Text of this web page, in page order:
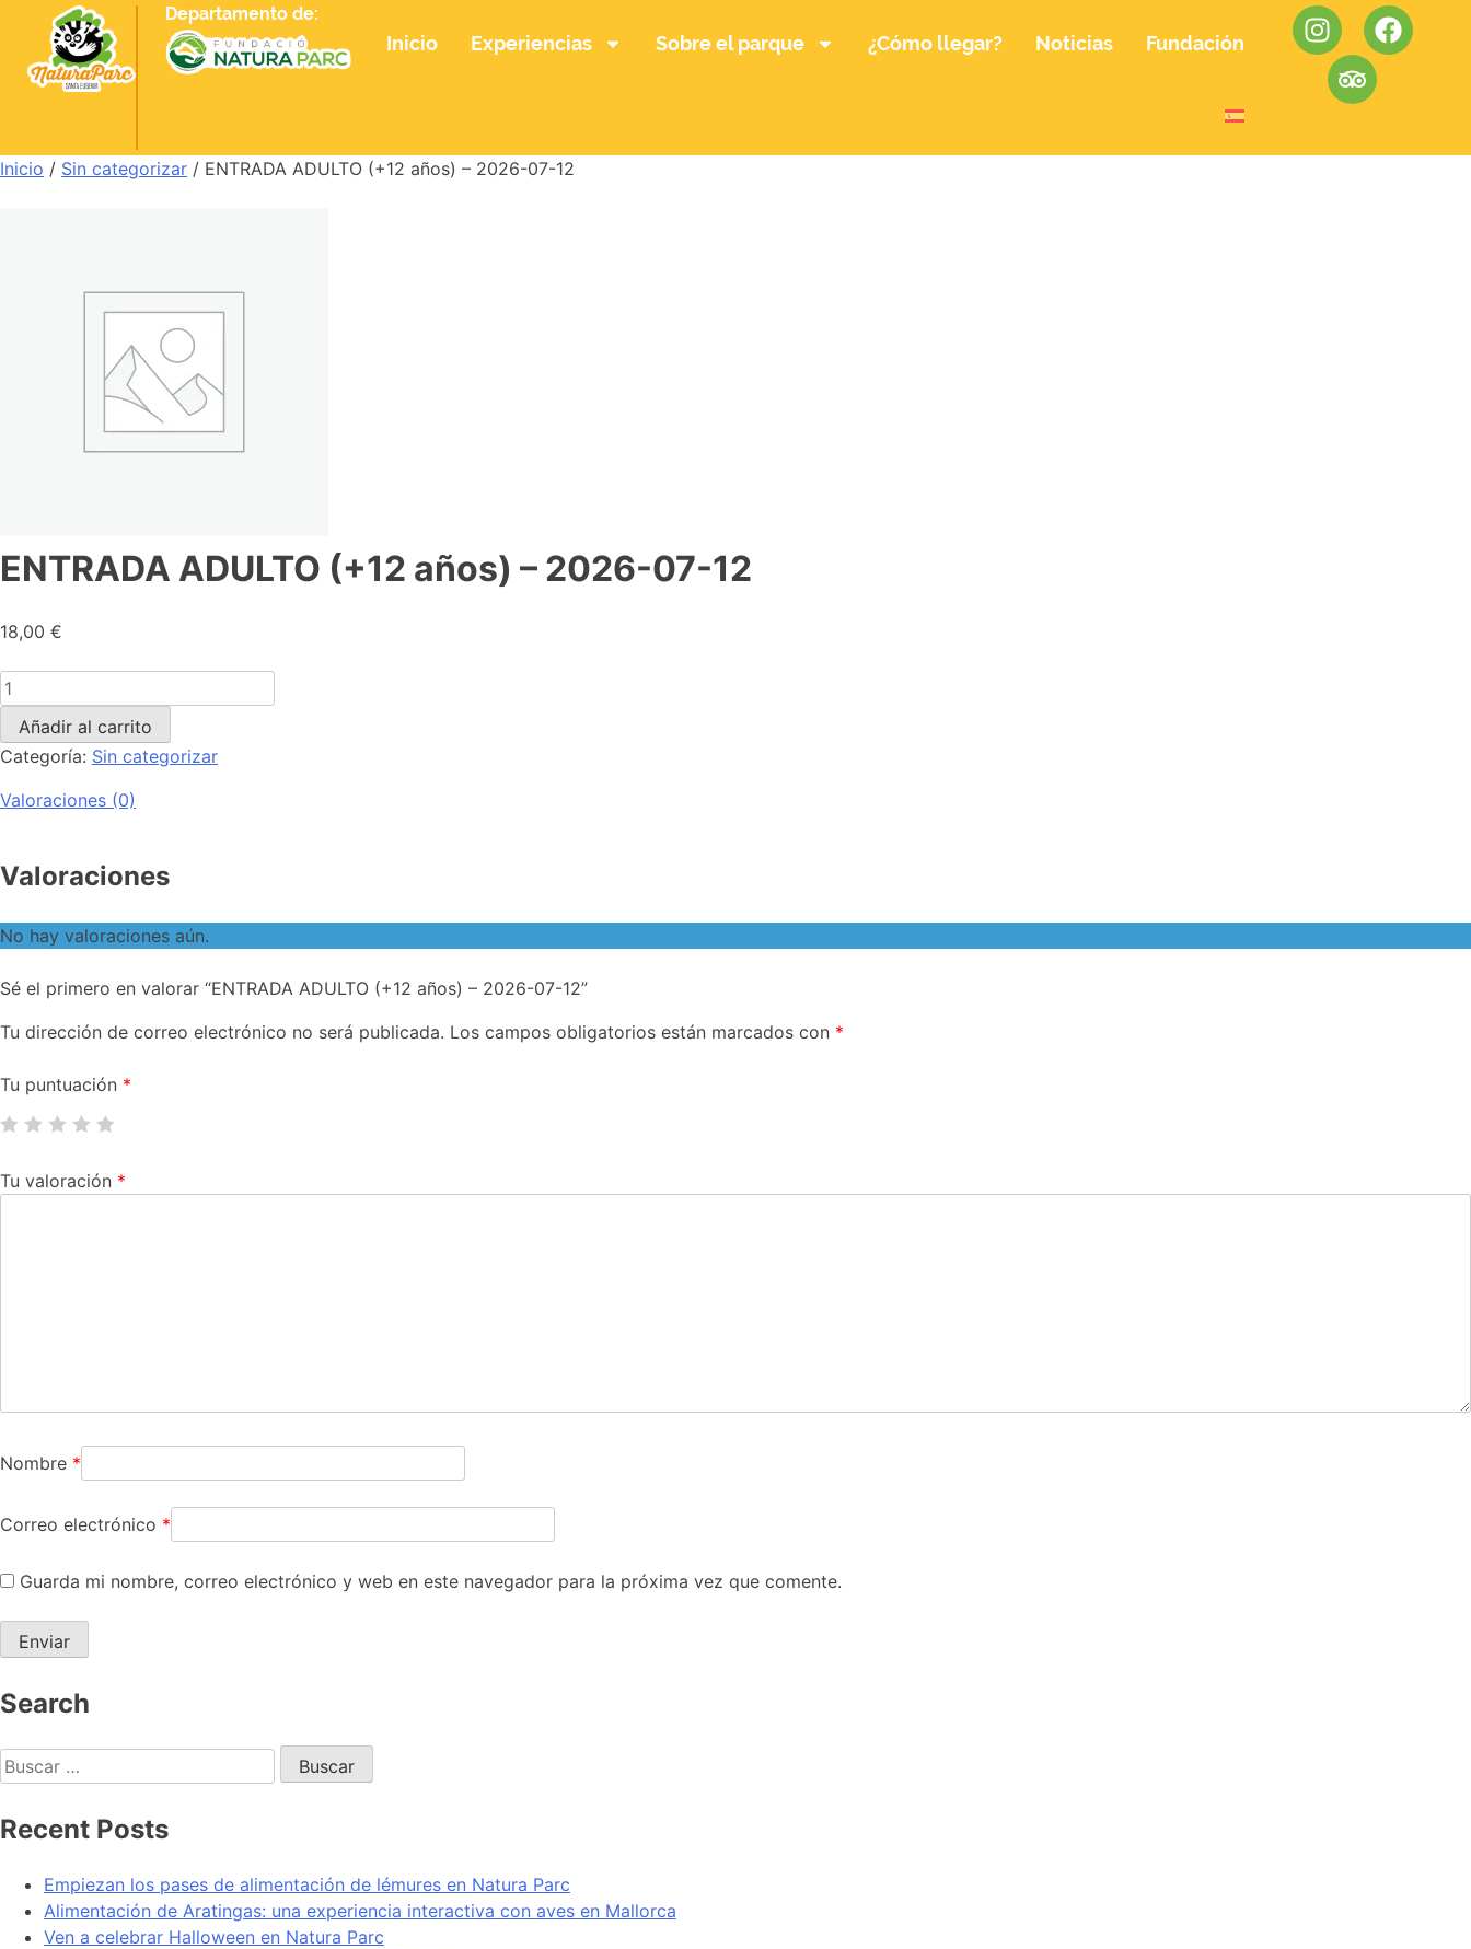
Departamento de:
Inicio Experiencias Sobre el parque ¿Cómo llegar? Noticias Fundación
Inicio / Sin categorizar / ENTRADA ADULTO (+12 años) – 2026-07-12
ENTRADA ADULTO (+12 años) – 2026-07-12
18,00 €
Añadir al carrito
Categoría: Sin categorizar
Valoraciones (0)
Valoraciones
No hay valoraciones aún.
Sé el primero en valorar “ENTRADA ADULTO (+12 años) – 2026-07-12”
Tu dirección de correo electrónico no será publicada. Los campos obligatorios están marcados con *
Tu puntuación *
Tu valoración *
Nombre *
Correo electrónico *
Guarda mi nombre, correo electrónico y web en este navegador para la próxima vez que comente.
Search
Recent Posts
Empiezan los pases de alimentación de lémures en Natura Parc
Alimentación de Aratingas: una experiencia interactiva con aves en Mallorca
Ven a celebrar Halloween en Natura Parc